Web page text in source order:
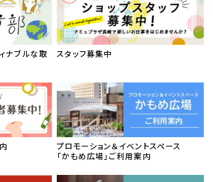
ナブルな取
スタッフ募集中
プロモーション＆イベントスペース
「かもめ広場」ご利用案内